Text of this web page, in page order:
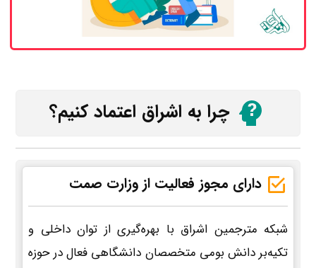
چرا به اشراق اعتماد کنیم؟
دارای مجوز فعالیت از وزارت صمت
شبکه مترجمین اشراق با بهره‌گیری از توان داخلی و
تکیه‌بر دانش بومی متخصصان دانشگاهی فعال در حوزه